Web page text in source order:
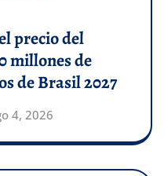
precio del
millones de
de Brasil 2027
4, 2026